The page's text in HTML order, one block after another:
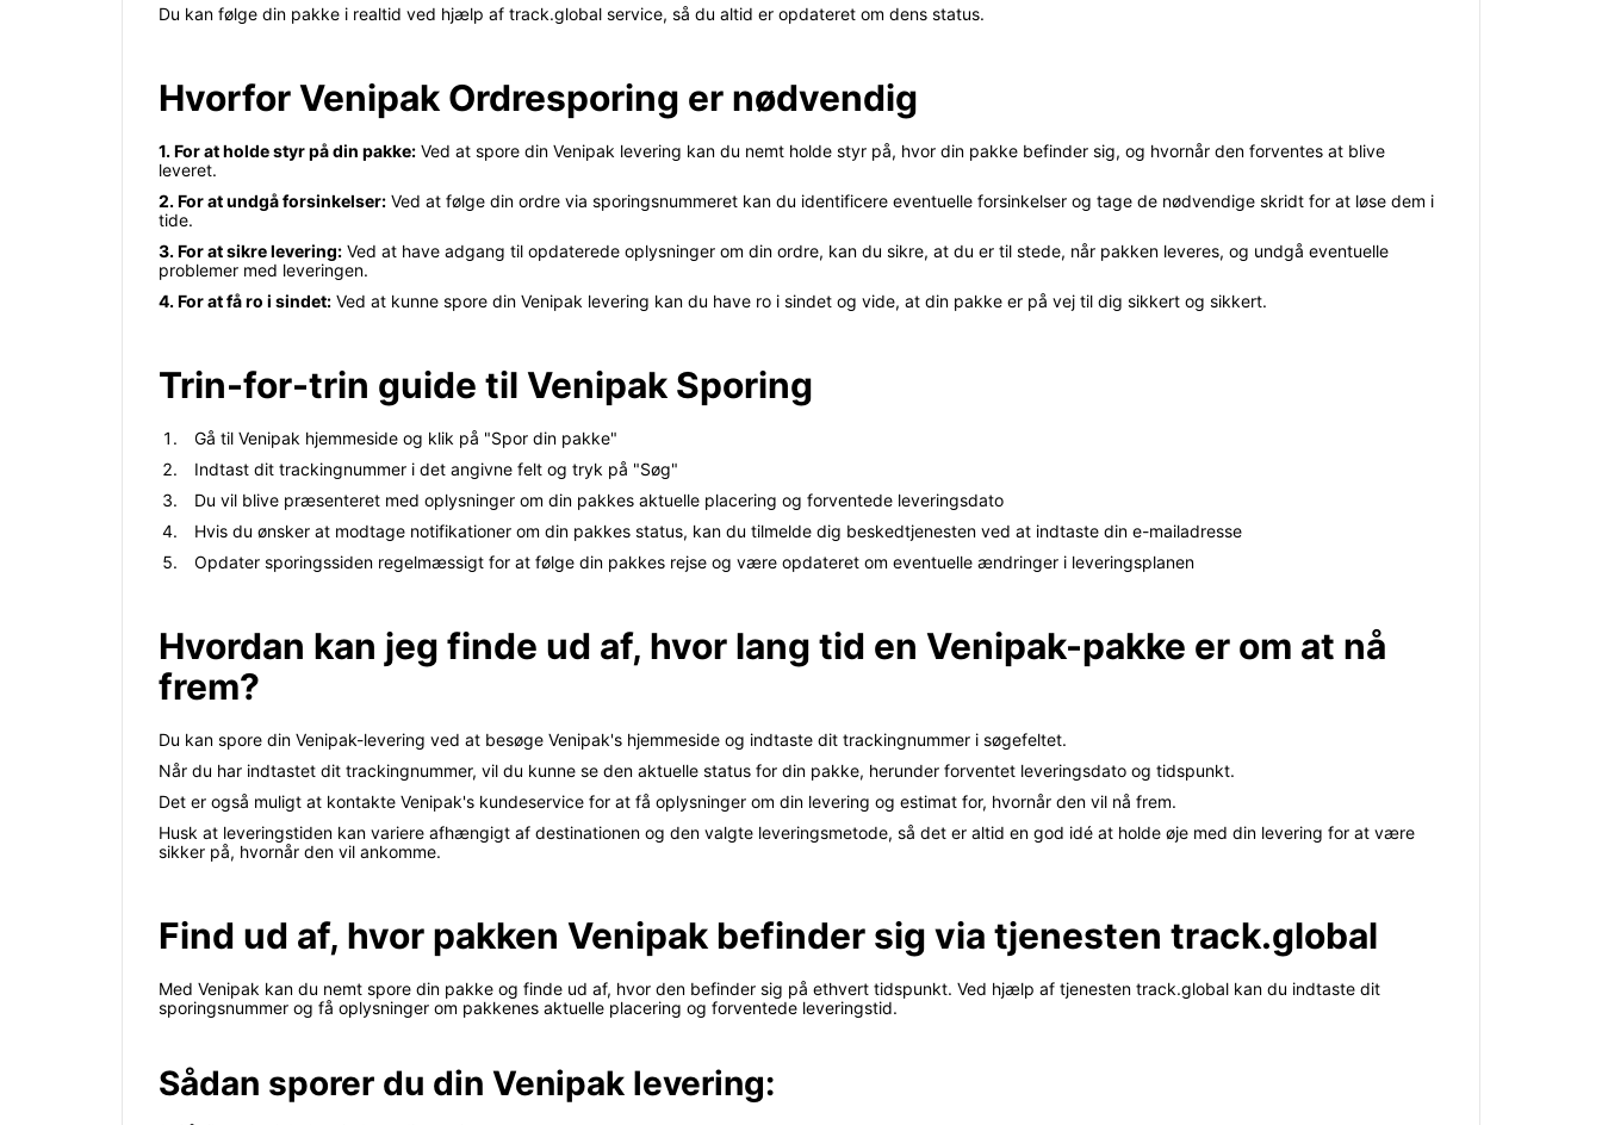
Du kan følge din pakke i realtid ved hjælp af track.global service, så du altid er opdateret om dens status.
Hvorfor Venipak Ordresporing er nødvendig
1. For at holde styr på din pakke: Ved at spore din Venipak levering kan du nemt holde styr på, hvor din pakke befinder sig, og hvornår den forventes at blive
leveret.
2. For at undgå forsinkelser: Ved at følge din ordre via sporingsnummeret kan du identificere eventuelle forsinkelser og tage de nødvendige skridt for at løse dem i
tide.
3. For at sikre levering: Ved at have adgang til opdaterede oplysninger om din ordre, kan du sikre, at du er til stede, når pakken leveres, og undgå eventuelle
problemer med leveringen.
4. For at få ro i sindet: Ved at kunne spore din Venipak levering kan du have ro i sindet og vide, at din pakke er på vej til dig sikkert og sikkert.
Trin-for-trin guide til Venipak Sporing
Gå til Venipak hjemmeside og klik på "Spor din pakke"
Indtast dit trackingnummer i det angivne felt og tryk på "Søg"
Du vil blive præsenteret med oplysninger om din pakkes aktuelle placering og forventede leveringsdato
Hvis du ønsker at modtage notifikationer om din pakkes status, kan du tilmelde dig beskedtjenesten ved at indtaste din e-mailadresse
Opdater sporingssiden regelmæssigt for at følge din pakkes rejse og være opdateret om eventuelle ændringer i leveringsplanen
Hvordan kan jeg finde ud af, hvor lang tid en Venipak-pakke er om at nå
frem?
Du kan spore din Venipak-levering ved at besøge Venipak's hjemmeside og indtaste dit trackingnummer i søgefeltet.
Når du har indtastet dit trackingnummer, vil du kunne se den aktuelle status for din pakke, herunder forventet leveringsdato og tidspunkt.
Det er også muligt at kontakte Venipak's kundeservice for at få oplysninger om din levering og estimat for, hvornår den vil nå frem.
Husk at leveringstiden kan variere afhængigt af destinationen og den valgte leveringsmetode, så det er altid en god idé at holde øje med din levering for at være
sikker på, hvornår den vil ankomme.
Find ud af, hvor pakken Venipak befinder sig via tjenesten track.global
Med Venipak kan du nemt spore din pakke og finde ud af, hvor den befinder sig på ethvert tidspunkt. Ved hjælp af tjenesten track.global kan du indtaste dit
sporingsnummer og få oplysninger om pakkenes aktuelle placering og forventede leveringstid.
Sådan sporer du din Venipak levering: